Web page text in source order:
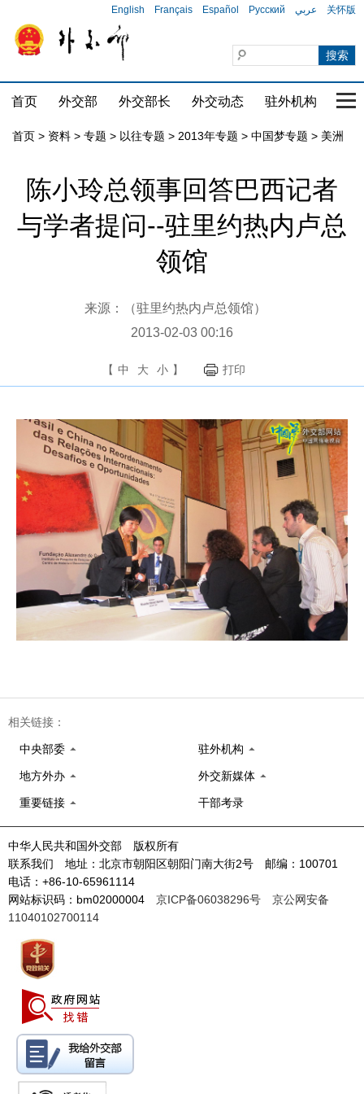
English Français Español Русский عربي 关怀版
首页 外交部 外交部长 外交动态 驻外机构 国
首页 > 资料 > 专题 > 以往专题 > 2013年专题 > 中国梦专题 > 美洲
陈小玲总领事回答巴西记者
与学者提问--驻里约热内卢总
领馆
来源：（驻里约热内卢总领馆）
2013-02-03 00:16
【 中 大 小 】 打印
相关链接：
中央部委 驻外机构
地方外办 外交新媒体
重要链接 干部考录
中华人民共和国外交部 版权所有
联系我们 地址：北京市朝阳区朝阳门南大街2号 邮编：100701
电话：+86-10-65961114
网站标识码：bm02000004 京ICP备06038296号
京公网安备
11040102700114